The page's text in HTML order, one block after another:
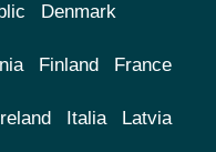
Denmark
Finland France
Italia Latvia